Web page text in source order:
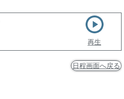
再生
日程画面へ戻る